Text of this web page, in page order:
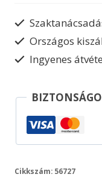
Országos
Ingyenes
Cikkszám: 56727